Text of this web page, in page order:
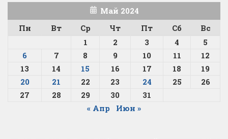
Май 2024
Пн
Вт Ср Чт Пт Сб
Вс
1
2 3 4
5
6
7 8 9 10 11
12
13
14 15 16 17 18
19
20
21 22 23 24 25
26
27
28 29 30
31
« Апр
Июн »